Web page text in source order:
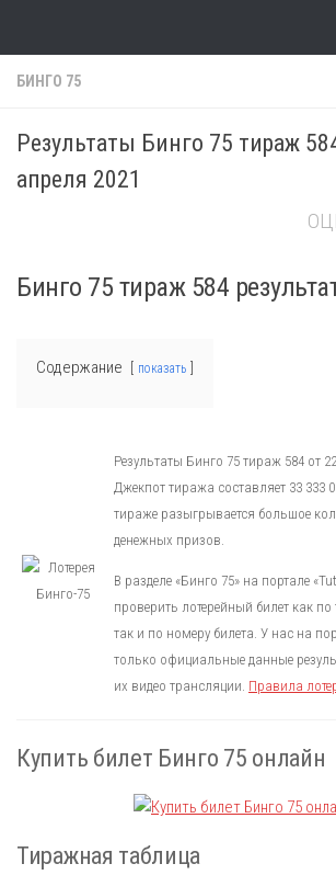
БИНГО 75
Результаты Бинго 75 тираж
апреля 2021
Бинго 75 тираж 584
Содержание показать
Результаты Бинго 75 тираж 584 от
Джекпот тиража составляет 33 333
тираже разыгрывается большое
денежных призов.
В разделе «Бинго 75» на портале
проверить лотерейный билет как
так и по номеру билета. У нас на
только официальные данные
их видео трансляции. Правила
Купить билет Бинго 75 онлайн
Тиражная таблица